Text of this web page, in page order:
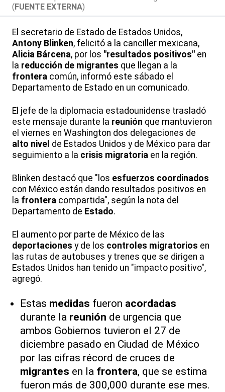
(FUENTE EXTERNA)
El secretario de Estado de Estados Unidos,
Antony Blinken, felicitó a la canciller mexicana,
Alicia Bárcena, por los "resultados positivos" en
la reducción de migrantes que llegan a la
frontera común, informó este sábado el
Departamento de Estado en un comunicado.
El jefe de la diplomacia estadounidense trasladó
este mensaje durante la reunión que mantuvieron
el viernes en Washington dos delegaciones de
alto nivel de Estados Unidos y de México para dar
seguimiento a la crisis migratoria en la región.
Blinken destacó que "los esfuerzos coordinados
con México están dando resultados positivos en
la frontera compartida", según la nota del
Departamento de Estado.
El aumento por parte de México de las
deportaciones y de los controles migratorios en
las rutas de autobuses y trenes que se dirigen a
Estados Unidos han tenido un "impacto positivo",
agregó.
Estas medidas fueron acordadas
durante la reunión de urgencia que
ambos Gobiernos tuvieron el 27 de
diciembre pasado en Ciudad de México
por las cifras récord de cruces de
migrantes en la frontera, que se estima
fueron más de 300,000 durante ese mes.